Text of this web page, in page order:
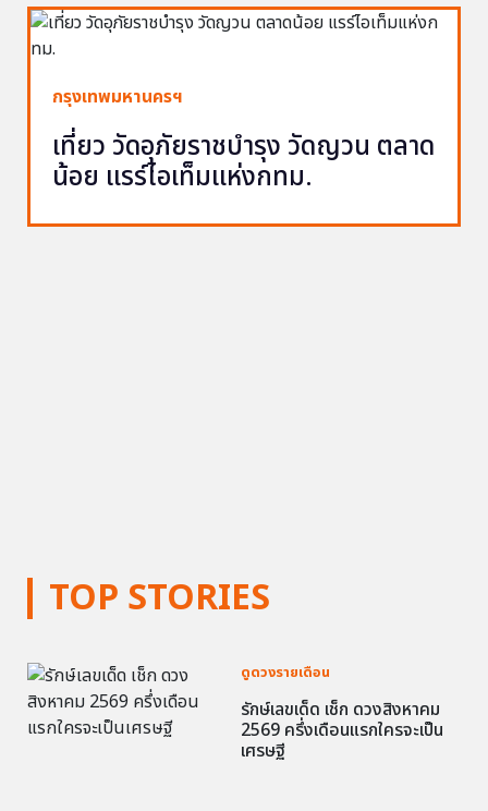
TOP STORIES
ดูดวงรายเดือน
รักษ์เลขเด็ด เช็ก ดวงสิงหาคม
2569 ครึ่งเดือนแรกใครจะเป็น
เศรษฐี
กรุงเทพมหานครฯ
เที่ยว วัดอุภัยราชบำรุง วัดญวน ตลาด
น้อย แรร์ไอเท็มแห่งกทม.